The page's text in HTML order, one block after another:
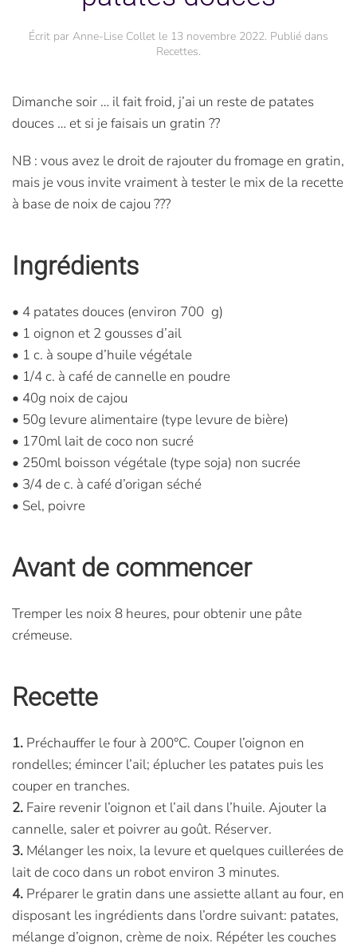
Écrit par Anne-Lise Collet le 13 novembre 2022. Publié dans
Recettes.
Dimanche soir … il fait froid, j’ai un reste de patates
douces … et si je faisais un gratin ??
NB : vous avez le droit de rajouter du fromage en gratin,
mais je vous invite vraiment à tester le mix de la recette
à base de noix de cajou ???
Ingrédients
• 4 patates douces (environ 700 g)
• 1 oignon et 2 gousses d’ail
• 1 c. à soupe d’huile végétale
• 1/4 c. à café de cannelle en poudre
• 40g noix de cajou
• 50g levure alimentaire (type levure de bière)
• 170ml lait de coco non sucré
• 250ml boisson végétale (type soja) non sucrée
• 3/4 de c. à café d’origan séché
• Sel, poivre
Avant de commencer
Tremper les noix 8 heures, pour obtenir une pâte
crémeuse.
Recette
1. Préchauffer le four à 200°C. Couper l’oignon en
rondelles; émincer l’ail; éplucher les patates puis les
couper en tranches.
2. Faire revenir l’oignon et l’ail dans l’huile. Ajouter la
cannelle, saler et poivrer au goût. Réserver.
3. Mélanger les noix, la levure et quelques cuillerées de
lait de coco dans un robot environ 3 minutes.
4. Préparer le gratin dans une assiette allant au four, en
disposant les ingrédients dans l’ordre suivant: patates,
mélange d’oignon, crème de noix. Répéter les couches